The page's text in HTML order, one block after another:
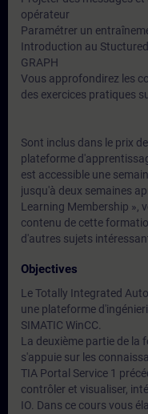
opérateur
Paramétrer un
Introduction au
GRAPH
Vous approfondirez les
des exercices pratiques
Sont inclus dans le prix
plateforme
est accessible une
jusqu'à deux semaines
Learning Membership »,
contenu de cette
d'autres sujets
Objectives
Le Totally Integrated
une plateforme
SIMATIC WinCC.
La deuxième partie de la
s'appuie sur les
TIA Portal Service 1
contrôler et visualiser,
IO. Dans ce cours vous